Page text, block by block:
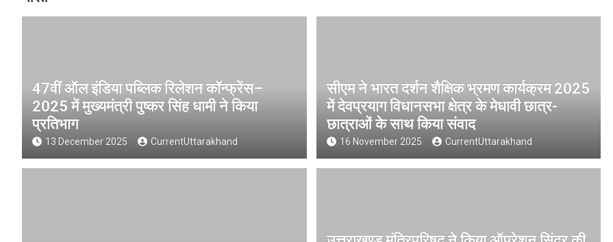
47वीं ऑल इंडिया पब्लिक रिलेशन कॉन्फ्रेंस–
2025 में मुख्यमंत्री पुष्कर सिंह धामी ने किया
प्रतिभाग
13 December 2025 CurrentUttarakhand
सीएम ने भारत दर्शन शैक्षिक भ्रमण कार्यक्रम 2025
में देवप्रयाग विधानसभा क्षेत्र के मेधावी छात्र-
छात्राओं के साथ किया संवाद
16 November 2025 CurrentUttarakhand